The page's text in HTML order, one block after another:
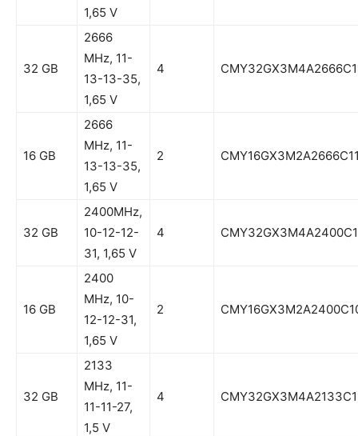
1,65 V
32 GB
2666
MHz, 11-
13-13-35,
1,65 V
4
16 GB
2666
MHz, 11-
13-13-35,
1,65 V
2
32 GB
2400MHz,
10-12-12-
31, 1,65 V
4
16 GB
2400
MHz, 10-
12-12-31,
1,65 V
2
32 GB
2133
MHz, 11-
11-11-27,
1,5 V
4